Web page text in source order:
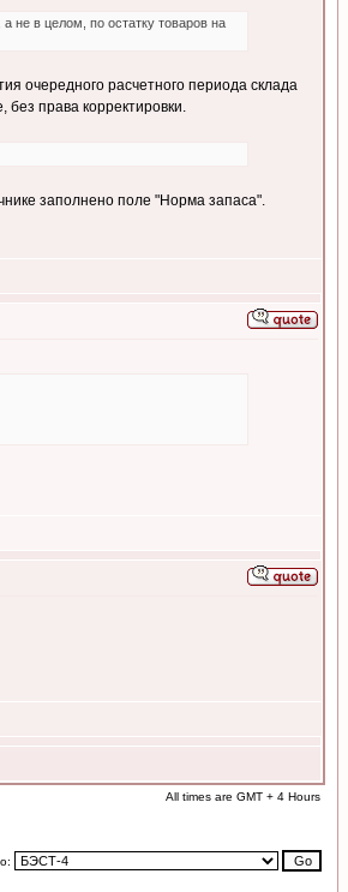
не в целом, по остатку товаров на
очередного расчетного периода склада
права корректировки.
заполнено поле "Норма запаса".
All times are GMT + 4 Hours